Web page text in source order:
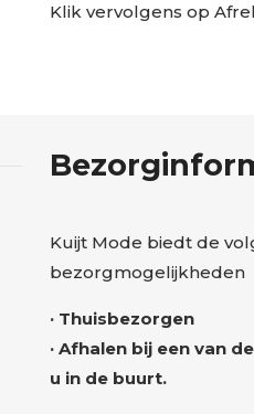
Klik vervolgens op
Kuijt Mode biedt de
bezorgmogelijkheden
· Thuisbezorgen
· Afhalen bij een van
u in de buurt.